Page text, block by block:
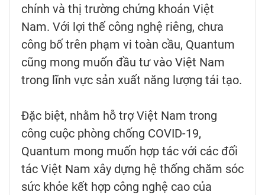
chính và thị trường chứng khoán Việt
Nam. Với lợi thế công nghệ riêng, chưa
công bố trên phạm vi toàn cầu, Quantum
cũng mong muốn đầu tư vào Việt Nam
trong lĩnh vực sản xuất năng lượng tái tạo.
Đặc biệt, nhằm hỗ trợ Việt Nam trong
công cuộc phòng chống COVID-19,
Quantum mong muốn hợp tác với các đối
tác Việt Nam xây dựng hệ thống chăm sóc
sức khỏe kết hợp công nghệ cao của